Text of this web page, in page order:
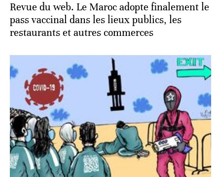
Revue du web. Le Maroc adopte finalement le
pass vaccinal dans les lieux publics, les
restaurants et autres commerces